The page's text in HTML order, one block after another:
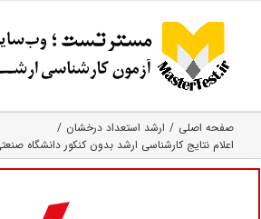
content
صفحه اصلی
ارشد استعداد درخشان
اعلام نتایج کارشناسی ارشد بدون کنکور دانشگاه صنعتی